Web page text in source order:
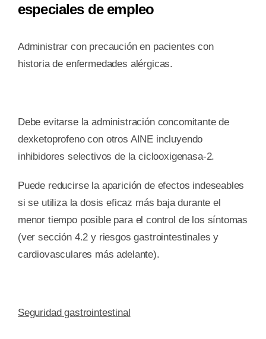
especiales de empleo
Administrar con precaución en pacientes con
historia de enfermedades alérgicas.
Debe evitarse la administración concomitante de
dexketoprofeno con otros AINE incluyendo
inhibidores selectivos de la ciclooxigenasa-2.
Puede reducirse la aparición de efectos indeseables
si se utiliza la dosis eficaz más baja durante el
menor tiempo posible para el control de los síntomas
(ver sección 4.2 y riesgos gastrointestinales y
cardiovasculares más adelante).
Seguridad gastrointestinal